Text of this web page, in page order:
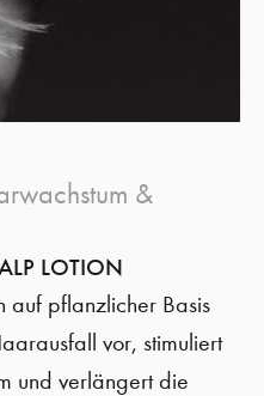
&
LOTION
auf pflanzlicher Basis
vor, stimuliert
und verlängert die